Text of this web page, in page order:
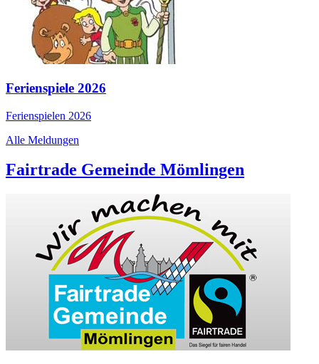
Ferienspiele 2026
Ferienspielen 2026
Alle Meldungen
Fairtrade Gemeinde Mömlingen